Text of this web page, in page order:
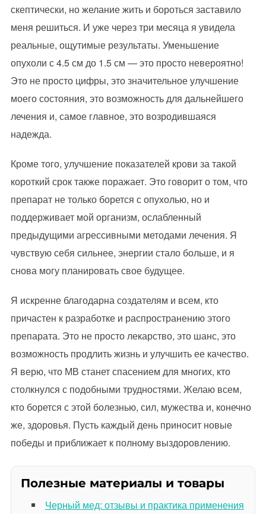
скептически, но желание жить и бороться заставило
меня решиться. И уже через три месяца я увидела
реальные, ощутимые результаты. Уменьшение
опухоли с 4.5 см до 1.5 см — это просто невероятно!
Это не просто цифры, это значительное улучшение
моего состояния, это возможность для дальнейшего
лечения и, самое главное, это возродившаяся
надежда.
Кроме того, улучшение показателей крови за такой
короткий срок также поражает. Это говорит о том, что
препарат не только борется с опухолью, но и
поддерживает мой организм, ослабленный
предыдущими агрессивными методами лечения. Я
чувствую себя сильнее, энергии стало больше, и я
снова могу планировать свое будущее.
Я искренне благодарна создателям и всем, кто
причастен к разработке и распространению этого
препарата. Это не просто лекарство, это шанс, это
возможность продлить жизнь и улучшить ее качество.
Я верю, что МВ станет спасением для многих, кто
столкнулся с подобными трудностями. Желаю всем,
кто борется с этой болезнью, сил, мужества и, конечно
же, здоровья. Пусть каждый день приносит новые
победы и приближает к полному выздоровлению.
Полезные материалы и товары
Черный мед: отзывы и практика применения